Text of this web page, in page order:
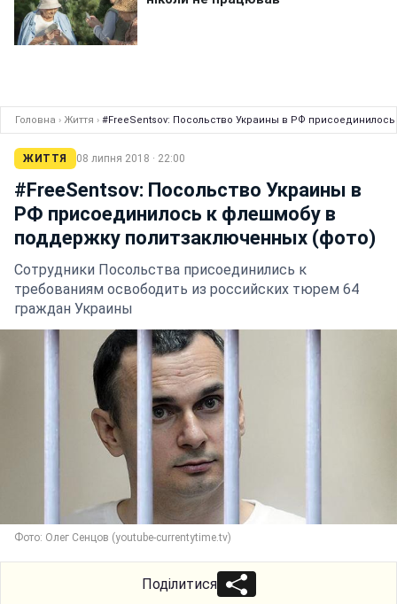
Головна › Життя › #FreeSentsov: Посольство Украины в РФ
ЖИТТЯ 08 липня 2018 · 22:00
#FreeSentsov: Посольство Украины в
РФ присоединилось к флешмобу в
поддержку политзаключенных (фото)
Сотрудники Посольства присоединились к
требованиям освободить из российских тюрем 64
граждан Украины
Фото: Олег Сенцов (youtube-currentytime.tv)
Поділитися